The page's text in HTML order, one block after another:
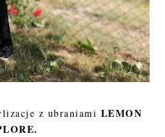
z ubraniami LEMON